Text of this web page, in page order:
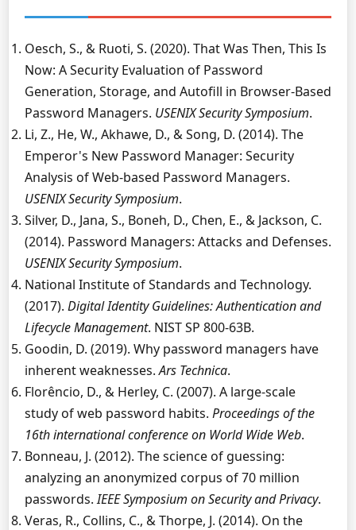
Oesch, S., & Ruoti, S. (2020). That Was Then, This Is
Now: A Security Evaluation of Password
Generation, Storage, and Autofill in Browser-Based
Password Managers. USENIX Security Symposium.
Li, Z., He, W., Akhawe, D., & Song, D. (2014). The
Emperor's New Password Manager: Security
Analysis of Web-based Password Managers.
USENIX Security Symposium.
Silver, D., Jana, S., Boneh, D., Chen, E., & Jackson, C.
(2014). Password Managers: Attacks and Defenses.
USENIX Security Symposium.
National Institute of Standards and Technology.
(2017). Digital Identity Guidelines: Authentication and
Lifecycle Management. NIST SP 800-63B.
Goodin, D. (2019). Why password managers have
inherent weaknesses.Ars Technica.
Florêncio, D., & Herley, C. (2007). A large-scale
study of web password habits. Proceedings of the
16th international conference on World Wide Web.
Bonneau, J. (2012). The science of guessing:
analyzing an anonymized corpus of 70 million
passwords.IEEE Symposium on Security and Privacy.
Veras, R., Collins, C., & Thorpe, J. (2014). On the